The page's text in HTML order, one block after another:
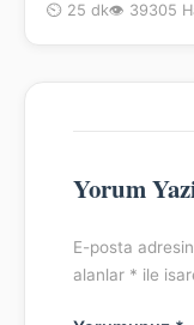
⏲ 25 dk👁 39305
Yorum
E-posta
alanlar * ile